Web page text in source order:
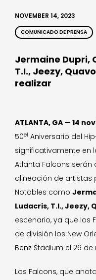
NOVEMBER 14, 2023
COMUNICADO DE PRENSA
Jermaine Dupri,
T.I., Jeezy, Quavo
realizar
ATLANTA, GA — 14
50el Aniversario del
significativamente en
Atlanta Falcons serán
alineación de artistas
Notables como
Ludacris, T.I., Jeezy,
escenario, ya que los
de división los New
Benz Stadium el 26
Los Falcons, que